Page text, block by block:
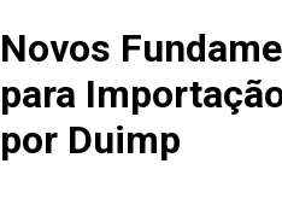
Novos
para
por Duimp